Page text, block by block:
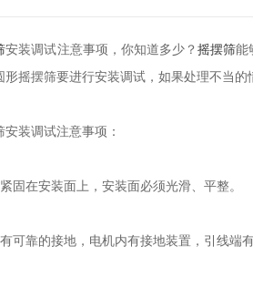
安装调试注意事项，你知道多少？摇摆筛能
形摇摆筛要进行安装调试，如果处理不当的
安装调试注意事项：
固在安装面上，安装面必须光滑、平整。
可靠的接地，电机内有接地装置，引线端